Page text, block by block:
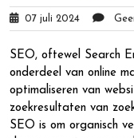
07 juli 2024
SEO, oftewel Search
onderdeel van online
optimaliseren van
zoekresultaten van
SEO is om organisch